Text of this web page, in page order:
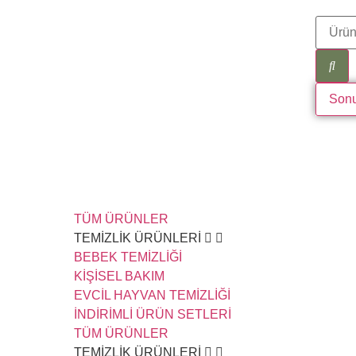
TÜM ÜRÜNLER
TEMİZLİK ÜRÜNLERİ
BEBEK TEMİZLİĞİ
KİŞİSEL BAKIM
EVCİL HAYVAN TEMİZLİĞİ
İNDİRİMLİ ÜRÜN SETLERİ
TÜM ÜRÜNLER
TEMİZLİK ÜRÜNLERİ